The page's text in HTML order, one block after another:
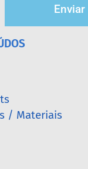
Enviar
/ Materiais